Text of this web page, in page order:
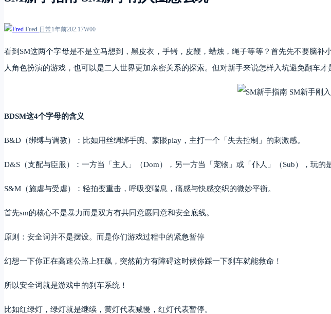
Fred 日常1年前202.17W00
看到SM这两个字母是不是立马想到，黑皮衣，手铐，皮鞭，蜡烛，绳子等等？首先先不要脑
人角色扮演的游戏，也可以是二人世界更加亲密关系的探索。但对新手来说怎样入坑避免翻车才
BDSM这4个字母的含义
B&D（绑缚与调教）：比如用丝绸绑手腕、蒙眼play，主打一个「失去控制」的刺激感。
D&S（支配与臣服）：一方当「主人」（Dom），另一方当「宠物」或「仆人」（Sub），玩的
S&M（施虐与受虐）：轻拍变重击，呼吸变喘息，痛感与快感交织的微妙平衡。
首先sm的核心不是暴力而是双方有共同意愿同意和安全底线。
原则：安全词并不是摆设。而是你们游戏过程中的紧急暂停
幻想一下你正在高速公路上狂飙，突然前方有障碍这时候你踩一下刹车就能救命！
所以安全词就是游戏中的刹车系统！
比如红绿灯，绿灯就是继续，黄灯代表减慢，红灯代表暂停。